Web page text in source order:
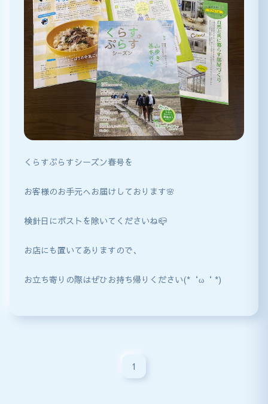
くらすぷらすシーズン春号を
お客様のお手元へお届けしております🌸
検針日にポストを除いてくださいね📪
お店にも置いてありますので、
お立ち寄りの際はぜひお持ち帰りください(*‘ω‘ *)
1